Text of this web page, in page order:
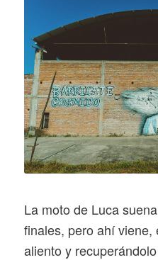
La moto de Luca
finales, pero ahí viene,
aliento y